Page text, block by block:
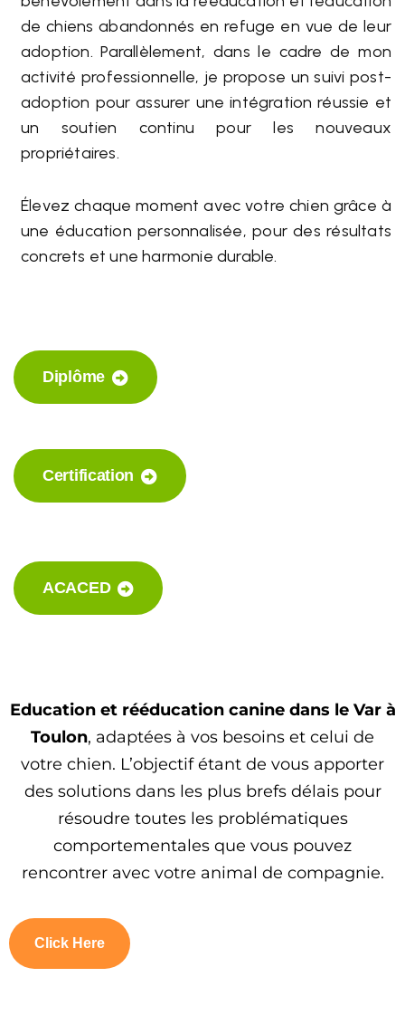
de chiens abandonnés en refuge en vue de leur
adoption. Parallèlement, dans le cadre de mon
activité professionnelle, je propose un suivi post-
adoption pour assurer une intégration réussie et
un soutien continu pour les nouveaux
propriétaires.
​Élevez chaque moment avec votre chien grâce à
une éducation personnalisée, pour des résultats
concrets et une harmonie durable.
Diplôme
Certification
ACACED
Education et rééducation canine dans le Var à
Toulon, adaptées à vos besoins et celui de
votre chien. L’objectif étant de vous apporter
des solutions dans les plus brefs délais pour
résoudre toutes les problématiques
comportementales que vous pouvez
rencontrer avec votre animal de compagnie.
Click Here